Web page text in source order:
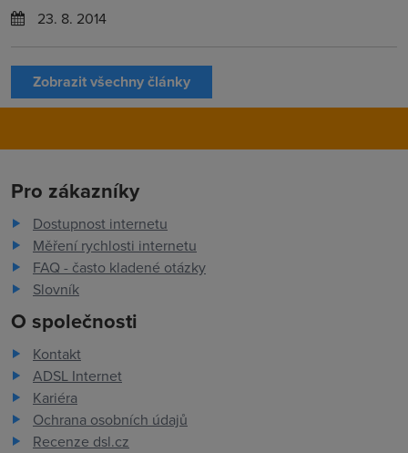
23. 8. 2014
Zobrazit všechny články
Pro zákazníky
Dostupnost internetu
Měření rychlosti internetu
FAQ - často kladené otázky
Slovník
O společnosti
Kontakt
ADSL Internet
Kariéra
Ochrana osobních údajů
Recenze dsl.cz